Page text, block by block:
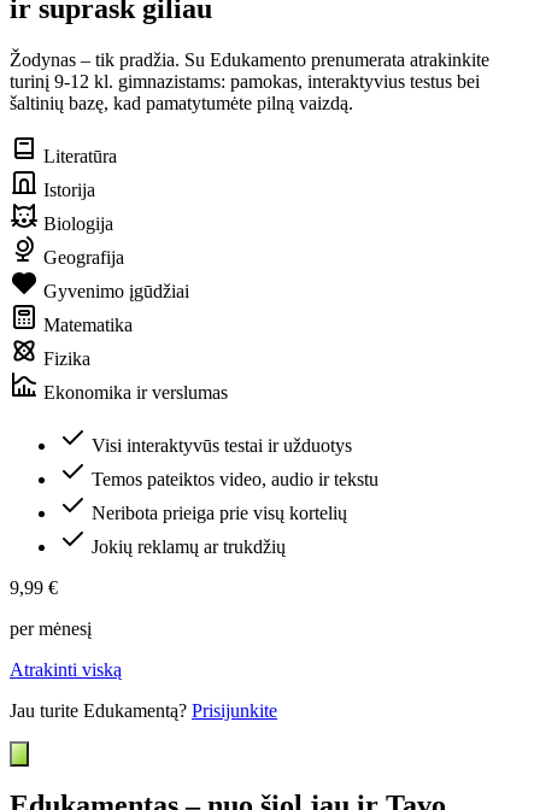
ir suprask giliau
Žodynas – tik pradžia. Su Edukamento prenumerata atrakinkite
turinį 9-12 kl. gimnazistams: pamokas, interaktyvius testus bei
šaltinių bazę, kad pamatytumėte pilną vaizdą.
Literatūra
Istorija
Biologija
Geografija
Gyvenimo įgūdžiai
Matematika
Fizika
Ekonomika ir verslumas
Visi interaktyvūs testai ir užduotys
Temos pateiktos video, audio ir tekstu
Neribota prieiga prie visų kortelių
Jokių reklamų ar trukdžių
9,99 €
per mėnesį
Atrakinti viską
Jau turite Edukamentą? Prisijunkite